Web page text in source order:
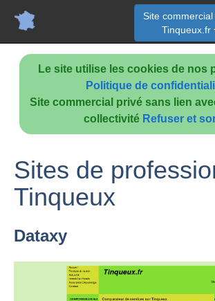
Le site utilise les cookies de nos
Politique de
Site commercial privé sans lien
collectivité Refuser et
Site
Tinqueux.fr
Sites de
Tinqueux
Dataxy